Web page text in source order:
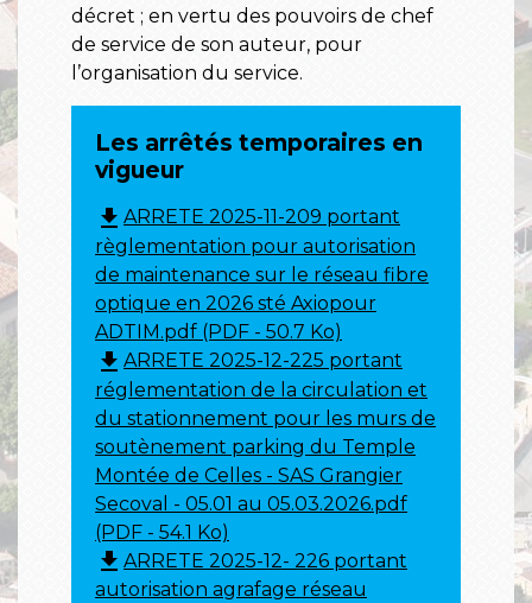
décret ; en vertu des pouvoirs de chef
de service de son auteur, pour
l’organisation du service.
Les arrêtés temporaires en
vigueur
file_download ARRETE 2025-11-209 portant
règlementation pour autorisation
de maintenance sur le réseau fibre
optique en 2026 sté Axiopour
ADTIM.pdf (PDF - 50.7 Ko)
file_download ARRETE 2025-12-225 portant
réglementation de la circulation et
du stationnement pour les murs de
soutènement parking du Temple
Montée de Celles - SAS Grangier
Secoval - 05.01 au 05.03.2026.pdf
(PDF - 54.1 Ko)
file_download ARRETE 2025-12- 226 portant
autorisation agrafage réseau